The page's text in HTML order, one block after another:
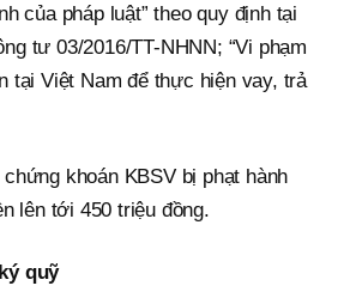
của pháp luật” theo quy định tại
tư 03/2016/TT-NHNN; “Vi phạm
tại Việt Nam để thực hiện vay, trả
khoán KBSV bị phạt hành
lên tới 450 triệu đồng.
quỹ